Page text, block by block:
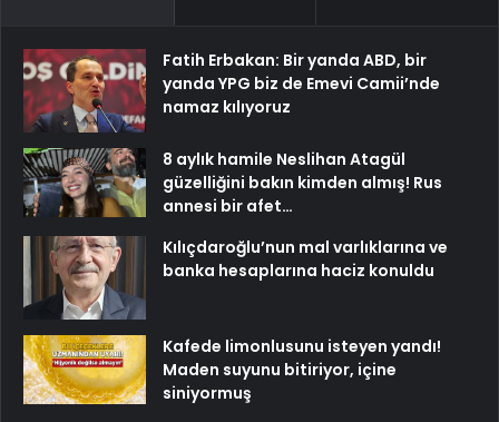
Fatih Erbakan: Bir yanda ABD, bir
yanda YPG biz de Emevi Camii’nde
namaz kılıyoruz
8 aylık hamile Neslihan Atagül
güzelliğini bakın kimden almış! Rus
annesi bir afet…
Kılıçdaroğlu’nun mal varlıklarına ve
banka hesaplarına haciz konuldu
Kafede limonlusunu isteyen yandı!
Maden suyunu bitiriyor, içine
siniyormuş